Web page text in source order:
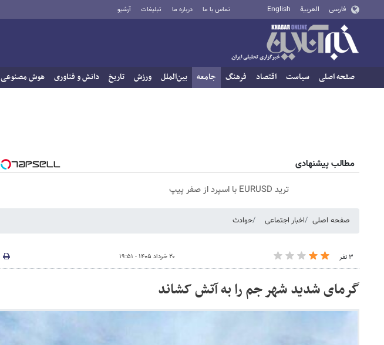
فارسی العربية English تماس با ما درباره ما تبلیغات آرشیو
صفحه اصلی سیاست اقتصاد فرهنگ جامعه بین‌الملل ورزش تاریخ دانش و فناوری هوش مصنوعی
مطالب پیشنهادی
ترید EURUSD با اسپرد از صفر پیپ
صفحه اصلی اخبار اجتماعی حوادث
۳ نفر ۲۰ خرداد ۱۴۰۵ - ۱۹:۵۱
گرمای شدید شهر جم را به آتش کشاند